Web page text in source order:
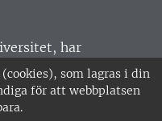
som lagras i din
för att webbplatsen
har
Huvudorter är
SLU är
•